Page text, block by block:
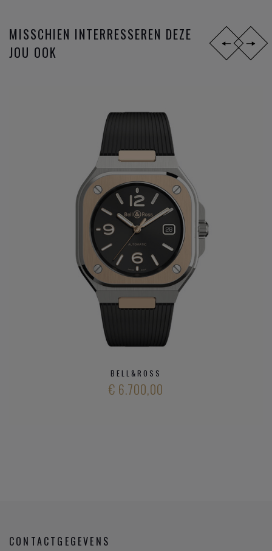
MISSCHIEN INTERRESSEREN DEZE
JOU OOK
BELL&ROSS
€ 6.700,00
CONTACTGEGEVENS